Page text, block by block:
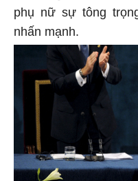
phụ nữ sự tông
nhấn mạnh.